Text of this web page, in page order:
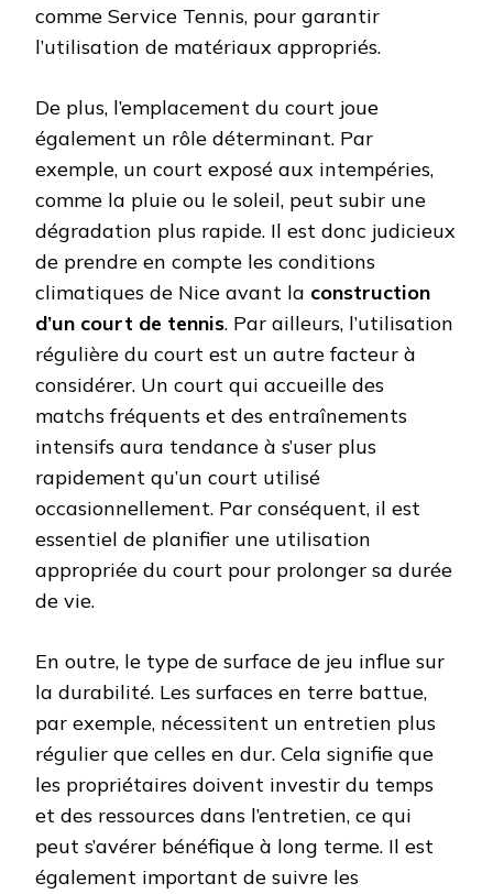
comme Service Tennis, pour garantir
l’utilisation de matériaux appropriés.
De plus, l’emplacement du court joue
également un rôle déterminant. Par
exemple, un court exposé aux intempéries,
comme la pluie ou le soleil, peut subir une
dégradation plus rapide. Il est donc judicieux
de prendre en compte les conditions
climatiques de Nice avant la construction
d’un court de tennis. Par ailleurs, l’utilisation
régulière du court est un autre facteur à
considérer. Un court qui accueille des
matchs fréquents et des entraînements
intensifs aura tendance à s’user plus
rapidement qu’un court utilisé
occasionnellement. Par conséquent, il est
essentiel de planifier une utilisation
appropriée du court pour prolonger sa durée
de vie.
En outre, le type de surface de jeu influe sur
la durabilité. Les surfaces en terre battue,
par exemple, nécessitent un entretien plus
régulier que celles en dur. Cela signifie que
les propriétaires doivent investir du temps
et des ressources dans l’entretien, ce qui
peut s’avérer bénéfique à long terme. Il est
également important de suivre les